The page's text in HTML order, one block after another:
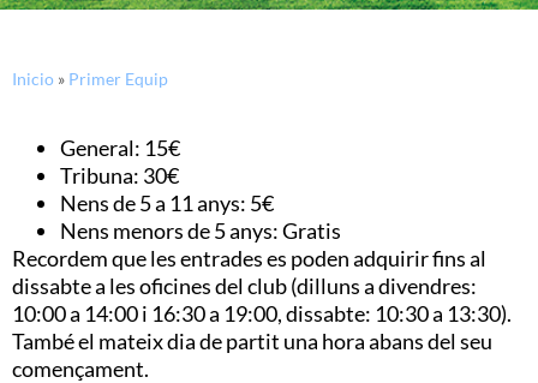
Inicio » Primer Equip
General: 15€
Tribuna: 30€
Nens de 5 a 11 anys: 5€
Nens menors de 5 anys: Gratis
Recordem que les entrades es poden adquirir fins al
dissabte a les oficines del club (dilluns a divendres:
10:00 a 14:00 i 16:30 a 19:00, dissabte: 10:30 a 13:30).
També el mateix dia de partit una hora abans del seu
començament.